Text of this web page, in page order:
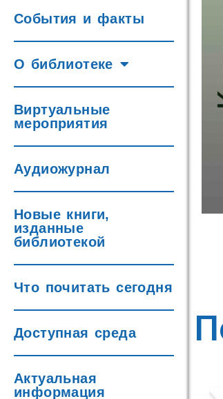
События и факты
О библиотеке
Виртуальные
мероприятия
Аудиожурнал
Новые книги,
изданные
библиотекой
Что почитать сегодня
Доступная среда
Актуальная
информация